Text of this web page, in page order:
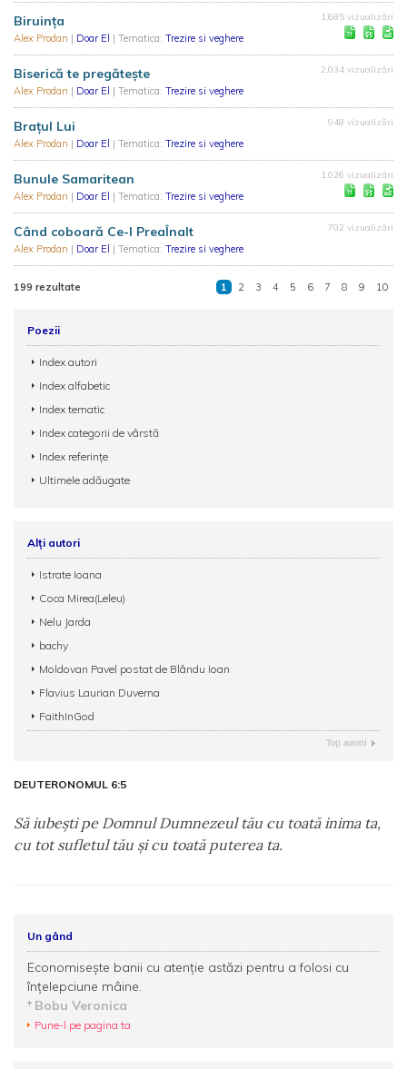
Biruința
Alex Prodan | Doar El | Tematica: Trezire si veghere
1.685 vizualizări
Biserică te pregătește
Alex Prodan | Doar El | Tematica: Trezire si veghere
2.034 vizualizări
Brațul Lui
Alex Prodan | Doar El | Tematica: Trezire si veghere
948 vizualizări
Bunule Samaritean
Alex Prodan | Doar El | Tematica: Trezire si veghere
1.026 vizualizări
Când coboară Ce-l PreaÎnalt
Alex Prodan | Doar El | Tematica: Trezire si veghere
702 vizualizări
199 rezultate 1 2 3 4 5 6 7 8 9 10
Poezii
Index autori
Index alfabetic
Index tematic
Index categorii de vârstă
Index referințe
Ultimele adăugate
Alți autori
Istrate Ioana
Coca Mirea(Leleu)
Nelu Jarda
bachy
Moldovan Pavel postat de Blându Ioan
Flavius Laurian Duverna
FaithInGod
Toţi autorii
DEUTERONOMUL 6:5
Să iubeşti pe Domnul Dumnezeul tău cu toată inima ta,
cu tot sufletul tău şi cu toată puterea ta.
Un gând
Economisește banii cu atenție astăzi pentru a folosi cu
înțelepciune mâine.
Bobu Veronica
Pune-l pe pagina ta